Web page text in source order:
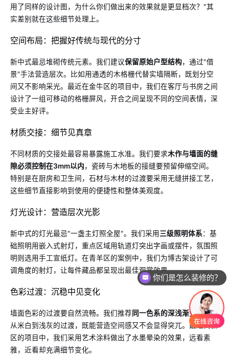
用了同样的设计图，为什么你们做出来的效果就是更显档次？"其
实差别就在这些细节处理上。
空间布局：把握好传统与现代的分寸
新中式最忌堆砌传统元素。我们建议保留原始户型结构，通过"借
景"手法营造层次。比如用通透的木格栅代替实墙隔断，既划分空
间又不影响采光。最近在金牛区的项目中，我们在客厅与书房之间
设计了一组可移动的格栅屏风，开合之间呈现不同的空间表情，深
受业主好评。
材质交接：细节见真章
不同材质的交接处最容易暴露施工水准。我们要求木作与墙面的缝
隙必须控制在3mm以内，瓷砖与木地板的接缝要预留伸缩空间。
特别是在厨房和卫生间，石材与木材的过渡要采用无缝拼接工艺，
这些细节直接影响到使用的便捷性和整体美观度。
灯光设计：营造层次光影
新中式的灯光最忌"一盏主灯照全屋"。我们采用三级照明体系：基
础照明用嵌入式射灯，重点区域用轨道灯突出字画或摆件，氛围照
明则选用手工宣纸灯。在青羊区的案例中，我们为博古架设计了可
调角度的射灯，让每件藏品都呈现出最佳观赏效果。
色彩过渡：沉稳中见变化
墙面色彩的过渡要自然流畅。我们推荐同一色系的深浅渐变，比如
从米白到浅灰的过渡，既能营造空间感又不会显得突兀。最近高新
区的项目中，我们采用艺术涂料做出了水墨晕染的效果，远看素
雅，近看却充满细节变化。
你们是怎么装修的？